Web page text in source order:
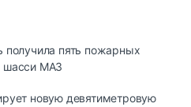
получила пять пожарных
шасси МАЗ
новую девятиметровую